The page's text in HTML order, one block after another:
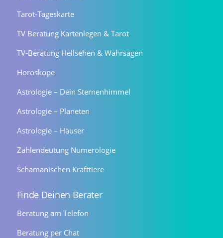
Tarot-Tageskarte
TV Beratung Kartenlegen & Tarot
TV-Beratung Hellsehen & Wahrsagen
Horoskope
Astrologie – Dein Sternenhimmel
Astrologie – Planeten
Astrologie – Häuser
Zahlendeutung Numerologie
Schamanischen Krafttiere
Finde Deinen Berater
Beratung am Telefon
Beratung per Chat